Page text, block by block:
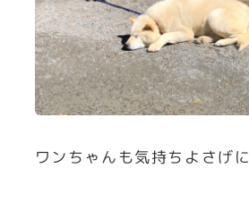
ワンちゃんも気持ちよさげに